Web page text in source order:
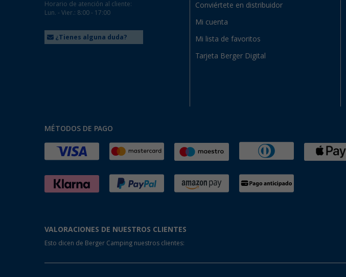
Horario de atención al cliente:
Lun. - Vier.: 8:00 - 17:00
¿Tienes alguna duda?
Conviértete en distribuidor
Mi cuenta
Mi lista de favoritos
Tarjeta Berger Digital
MÉTODOS DE PAGO
VALORACIONES DE NUESTROS CLIENTES
Esto dicen de Berger Camping nuestros clientes: